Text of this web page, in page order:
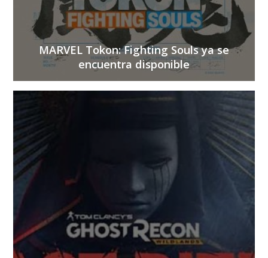
MARVEL Tokon: Fighting Souls ya se
encuentra disponible